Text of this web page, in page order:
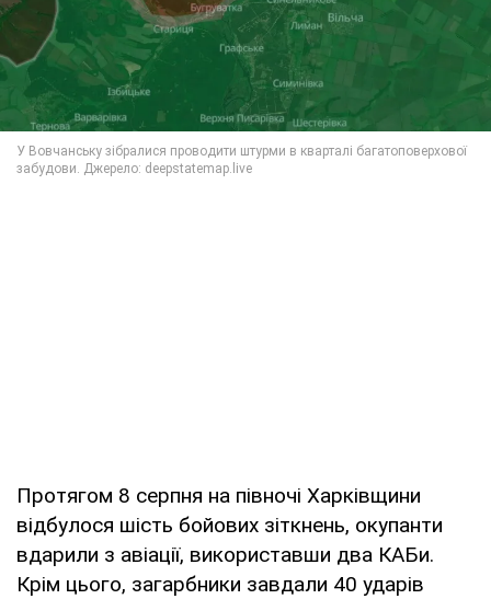
Протягом 8 серпня на півночі Харківщини
відбулося шість бойових зіткнень, окупанти
вдарили з авіації, використавши два КАБи.
Крім цього, загарбники завдали 40 ударів